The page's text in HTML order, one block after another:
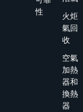
性
火炬
氣回
收
空氣
加熱
器和
換熱
器